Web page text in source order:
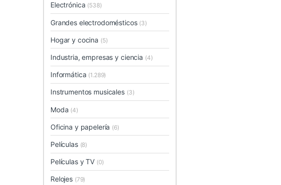
Electrónica (538)
Grandes electrodomésticos (3)
Hogar y cocina (5)
Industria, empresas y ciencia (4)
Informática (1.289)
Instrumentos musicales (3)
Moda (4)
Oficina y papelería (6)
Películas (8)
Películas y TV (0)
Relojes (79)